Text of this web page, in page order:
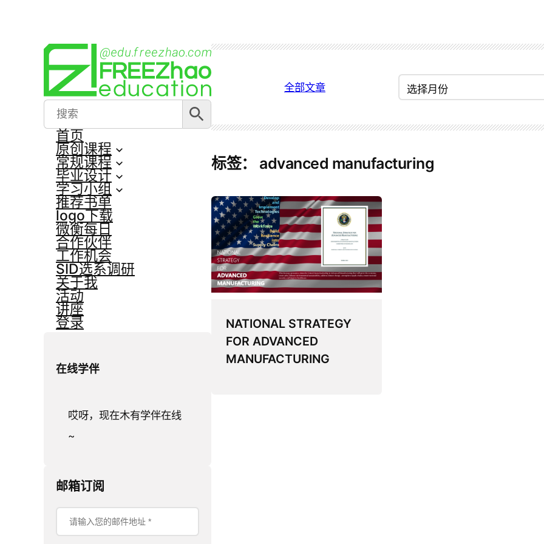
Search
for:
搜索按钮
首页
原创课程
常规课程
毕业设计
学习小组
推荐书单
logo下载
微衡每日
合作伙伴
工作机会
SID选系调研
关于我
活动
讲座
登录
在线学伴
哎呀，现在木有学伴在线
~
邮箱订阅
全部文章
归
档
标签： advanced manufacturing
NATIONAL STRATEGY
FOR ADVANCED
MANUFACTURING